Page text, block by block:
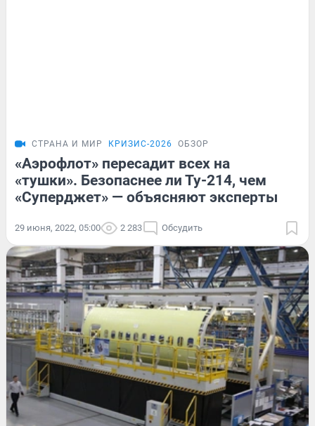
СТРАНА И МИР КРИЗИС-2026 ОБЗОР
«Аэрофлот» пересадит всех на
«тушки». Безопаснее ли Ту-214, чем
«Суперджет» — объясняют эксперты
29 июня, 2022, 05:00 2 283 Обсудить